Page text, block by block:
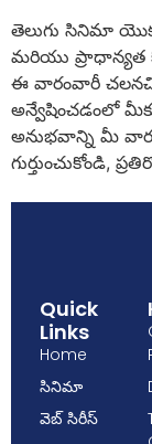
తెలుగు సినిమా
మరియు ప్రాధాన్యత
ఈ వారంవారీ
అన్వేషించడంలో
అనుభవాన్ని మీ
గుర్తుంచుకోండి,
Quick
Links
Home
సినిమా
వెబ్ సిరీస్